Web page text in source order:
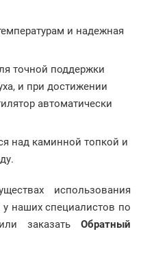
и надежная
точной поддержки
и при достижении
автоматически
над каминной топкой и
использования
наших специалистов по
заказатьОбратный